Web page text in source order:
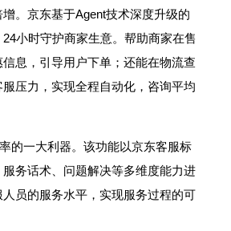
。京东基于Agent技术深度升级的
小时守护商家生意。帮助商家在售
息，引导用户下单；还能在物流查
压力，实现全程自动化，咨询平均
的一大利器。该功能以京东客服标
务话术、问题解决等多维度能力进
员的服务水平，实现服务过程的可